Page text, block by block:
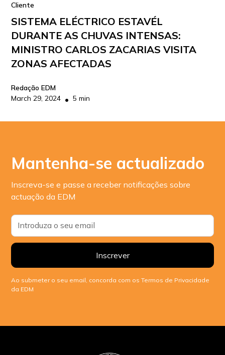
Cliente
SISTEMA ELÉCTRICO ESTAVÉL
DURANTE AS CHUVAS INTENSAS:
MINISTRO CARLOS ZACARIAS VISITA
ZONAS AFECTADAS
Redação EDM
March 29, 2024 • 5 min
Mantenha-se actualizado
Inscreva-se e passe a receber notificações sobre
actuação da EDM
Ao submeter o seu email, concorda com os Termos de Privacidade
da EDM